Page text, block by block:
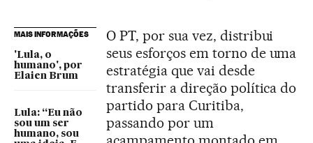
MAIS INFORMAÇÕES
'Lula, o
humano', por
Elaien Brum
Lula: “Eu não
sou um ser
humano, sou
O PT, por sua vez, distribui
seus esforços em torno de uma
estratégia que vai desde
transferir a direção política do
partido para Curitiba,
passando por um